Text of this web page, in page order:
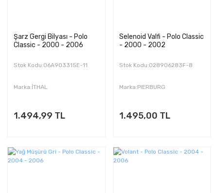
Şarz Gergi Bilyası - Polo
Classic - 2000 - 2006
Stok Kodu:06A903315E-11
Marka:İTHAL
1.494,99 TL
Selenoid Valfi - Polo Classic
- 2000 - 2002
Stok Kodu:028906283F-8
Marka:PIERBURG
1.495,00 TL